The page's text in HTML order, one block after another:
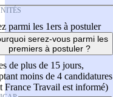
parmi les 1ers à postuler
serez-vous parmi les
premiers à postuler ?
de plus de 15 jours,
moins de 4 candidatures
France Travail est informé)